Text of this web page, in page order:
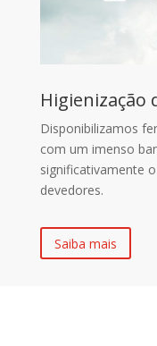
Higienização
Disponibilizamos
com um imenso
significativamente
devedores.
Saiba mais